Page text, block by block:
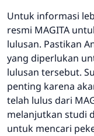
Untuk informasi
resmi MAGITA
lulusan. Pastikan
yang diperlukan
lulusan tersebut.
penting karena
telah lulus dari
melanjutkan studi
untuk mencari